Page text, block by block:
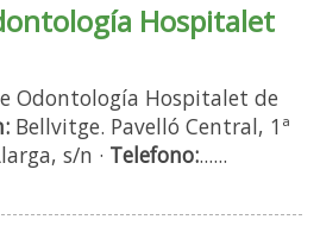
Hospitalet
Odontología Hospitalet de
Bellvitge. Pavelló Central, 1ª
s/n · Telefono:......